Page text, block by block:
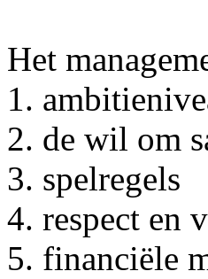
Het
1.
2. de wil om
3. spelregels
4. respect en
5. financiële